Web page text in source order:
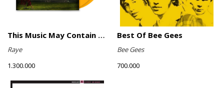
This Music May Contain Hope (Marigold Yellow Vinyl)
Raye
1.300.000
Best Of Bee Gees
Bee Gees
700.000